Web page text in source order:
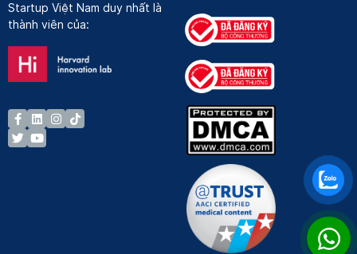
Startup Việt Nam duy nhất là
thành viên của: